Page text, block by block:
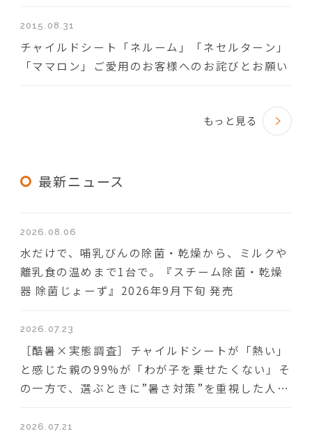
2015.08.31
チャイルドシート「ネルーム」「ネセルターン」
「ママロン」ご愛用のお客様へのお詫びとお願い
もっと見る
最新ニュース
2026.08.06
水だけで、哺乳びんの除菌・乾燥から、ミルクや
離乳食の温めまで1台で。『スチーム除菌・乾燥
器 除菌じょーず』2026年9月下旬 発売
2026.07.23
［酷暑×実態調査］チャイルドシートが「熱い」
と感じた親の99%が「わが子を乗せたくない」そ
の一方で、選ぶときに”暑さ対策”を重視した人は
2026.07.21